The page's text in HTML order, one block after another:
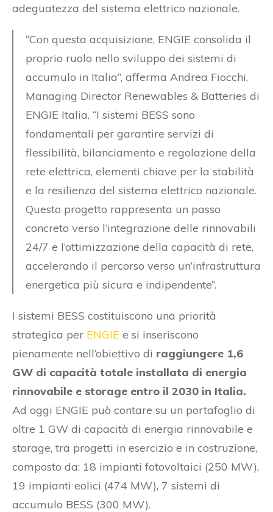
adeguatezza del sistema elettrico nazionale.
“Con questa acquisizione, ENGIE consolida il
proprio ruolo nello sviluppo dei sistemi di
accumulo in Italia”, afferma Andrea Fiocchi,
Managing Director Renewables & Batteries di
ENGIE Italia. “I sistemi BESS sono
fondamentali per garantire servizi di
flessibilità, bilanciamento e regolazione della
rete elettrica, elementi chiave per la stabilità
e la resilienza del sistema elettrico nazionale.
Questo progetto rappresenta un passo
concreto verso l’integrazione delle rinnovabili
24/7 e l’ottimizzazione della capacità di rete,
accelerando il percorso verso un’infrastruttura
energetica più sicura e indipendente”.
I sistemi BESS costituiscono una priorità
strategica per ENGIE e si inseriscono
pienamente nell’obiettivo di raggiungere 1,6
GW di capacità totale installata di energia
rinnovabile e storage entro il 2030 in Italia.
Ad oggi ENGIE può contare su un portafoglio di
oltre 1 GW di capacità di energia rinnovabile e
storage, tra progetti in esercizio e in costruzione,
composto da: 18 impianti fotovoltaici (250 MW),
19 impianti eolici (474 MW), 7 sistemi di
accumulo BESS (300 MW).